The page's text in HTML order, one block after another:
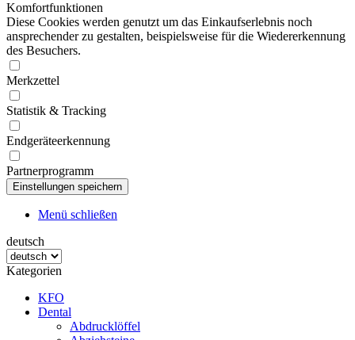
Komfortfunktionen
Diese Cookies werden genutzt um das Einkaufserlebnis noch
ansprechender zu gestalten, beispielsweise für die Wiedererkennung
des Besuchers.
Merkzettel
Statistik & Tracking
Endgeräteerkennung
Partnerprogramm
Menü schließen
deutsch
Kategorien
KFO
Dental
Abdrucklöffel